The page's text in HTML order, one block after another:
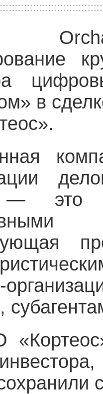
в
— это